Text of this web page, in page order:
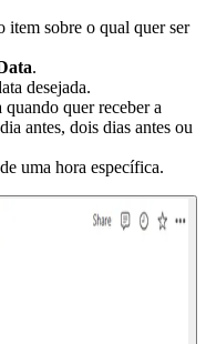
item sobre o qual quer ser
.
desejada.
quando quer receber a
antes, dois dias antes ou
uma hora específica.